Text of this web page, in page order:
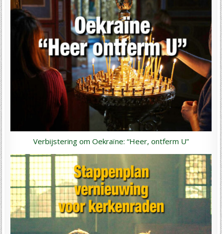
Verbijstering om Oekraïne: “Heer, ontferm U”